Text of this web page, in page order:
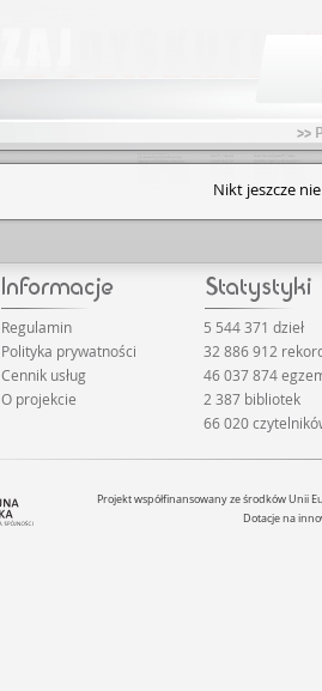
>>
Nikt jeszcze
Regulamin
Polityka prywatności
Cennik usług
O projekcie
5 544 371 dzieł
32 886 912
46 037 874
2 387 bibliotek
66 020
Projekt współfinansowany ze środków Unii
Dotacje na